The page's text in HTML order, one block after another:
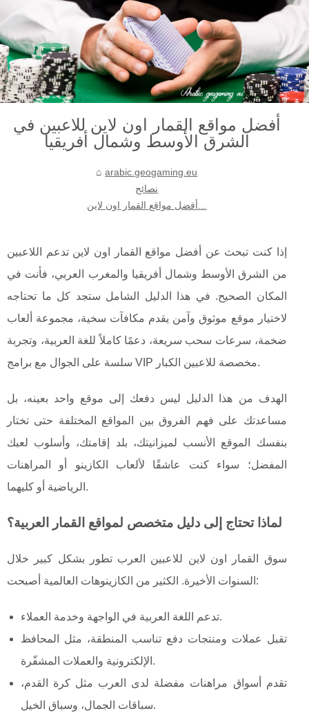
أفضل مواقع القمار اون لاين للاعبين في
الشرق الأوسط وشمال أفريقيا
arabic.geogaming.eu
نصائح
أفضل مواقع القمار اون لاين...
إذا كنت تبحث عن أفضل مواقع القمار اون لاين تدعم اللاعبين
من الشرق الأوسط وشمال أفريقيا والمغرب العربي، فأنت في
المكان الصحيح. في هذا الدليل الشامل ستجد كل ما تحتاجه
لاختيار موقع موثوق وآمن يقدم مكافآت سخية، مجموعة ألعاب
ضخمة، سرعات سحب سريعة، دعمًا كاملاً للغة العربية، وتجربة
سلسة على الجوال مع برامج VIP مخصصة للاعبين الكبار.
الهدف من هذا الدليل ليس دفعك إلى موقع واحد بعينه، بل
مساعدتك على فهم الفروق بين المواقع المختلفة حتى تختار
بنفسك الموقع الأنسب لميزانيتك، بلد إقامتك، وأسلوب لعبك
المفضل؛ سواء كنت عاشقًا لألعاب الكازينو أو المراهنات
الرياضية أو كليهما.
لماذا تحتاج إلى دليل متخصص لمواقع القمار العربية؟
سوق القمار اون لاين للاعبين العرب تطور بشكل كبير خلال
السنوات الأخيرة. الكثير من الكازينوهات العالمية أصبحت:
تدعم اللغة العربية في الواجهة وخدمة العملاء.
تقبل عملات ومنتجات دفع تناسب المنطقة، مثل المحافظ
الإلكترونية والعملات المشفّرة.
تقدم أسواق مراهنات مفضلة لدى العرب مثل كرة القدم،
سباقات الجمال، وسباق الخيل.